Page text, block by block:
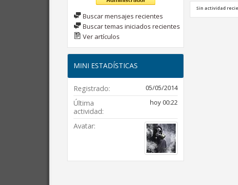
Buscar mensajes recientes
Buscar temas iniciados recientes
Ver artículos
MINI ESTADÍSTICAS
Registrado 05/05/2014
Última
actividad
hoy00:22
Avatar
Sin actividad